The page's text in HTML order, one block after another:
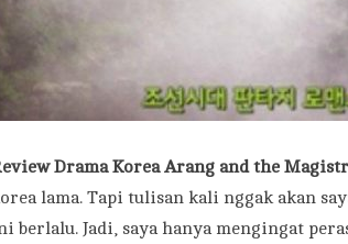
Drama Korea Arang and the
lama. Tapi tulisan kali nggak akan
berlalu. Jadi, saya hanya mengingat